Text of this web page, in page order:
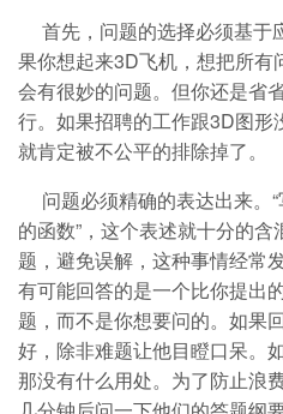
首先，问题的选择必须基于
果你想起来3D飞机，想把所
会有很妙的问题。但你还是省
行。如果招聘的工作跟3D图形
就肯定被不公平的排除掉了。
问题必须精确的表达出来。
的函数”，这个表述就十分的
题，避免误解，这种事情经常
有可能回答的是一个比你提出
题，而不是你想要问的。如果
好，除非难题让他目瞪口呆。
那没有什么用处。为了防止浪